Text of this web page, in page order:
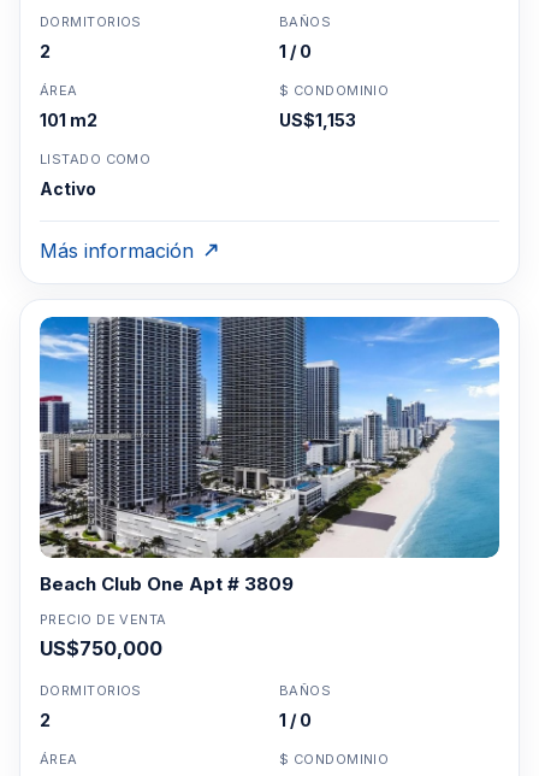
DORMITORIOS
2
BAÑOS
1 / 0
ÁREA
101 m2
$ CONDOMINIO
US$1,153
LISTADO COMO
Activo
Más información
Beach Club One Apt # 3809
PRECIO DE VENTA
US$750,000
DORMITORIOS
2
BAÑOS
1 / 0
ÁREA $ CONDOMINIO